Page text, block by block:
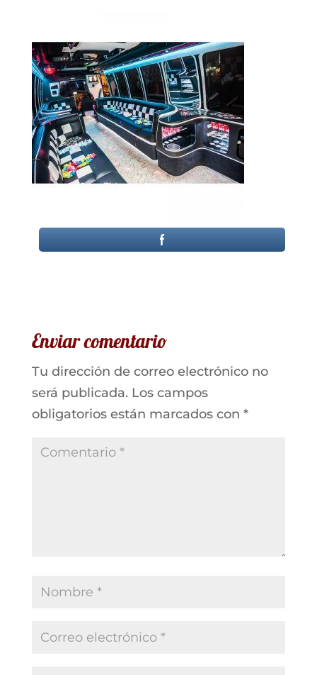
Enviar comentario
Tu dirección de correo electrónico no
será publicada. Los campos
obligatorios están marcados con *